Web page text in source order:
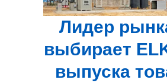
Лидер
выбирает
выпуска